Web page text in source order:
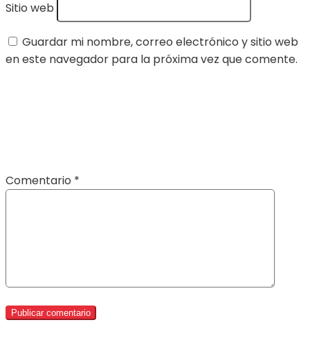
Sitio web
Guardar mi nombre, correo electrónico y sitio web
en este navegador para la próxima vez que comente.
Comentario *